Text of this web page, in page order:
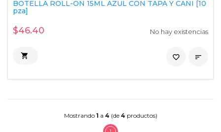
BOTELLA ROLL-ON 15ML AZUL CON TAPA Y CANI [10
pza]
$46.40 No hay existencias
 
favorite_border
Mostrando 1 a 4 (de 4 productos)